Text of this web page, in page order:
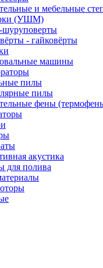
и мебельные
(УШМ)
шуруповерты
- гайковёрты
машины
пилы
пилы
фены
акустика
для полива